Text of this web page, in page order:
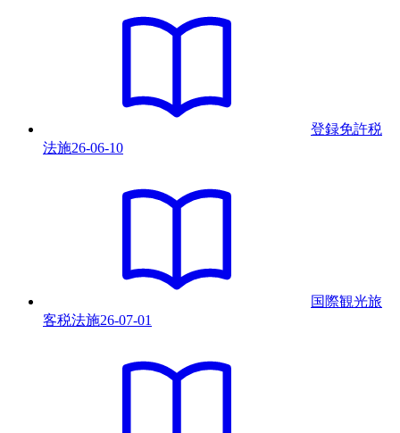
登録免許税
法施26-06-10
国際観光旅
客税法施26-07-01